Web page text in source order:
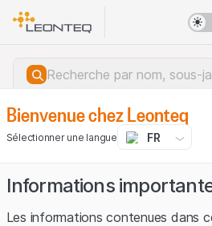
Bienvenue chez Leonteq
Sélectionner une langue FR
Informations
Les informations contenues dans